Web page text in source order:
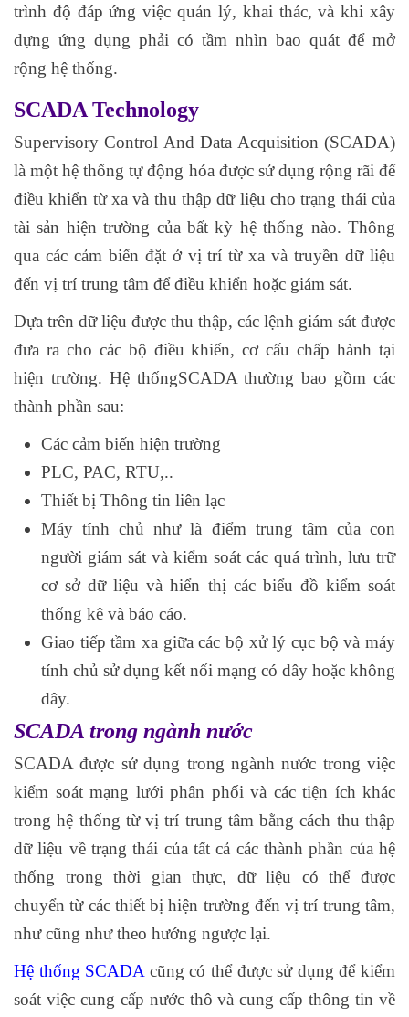
trình độ đáp ứng việc quản lý, khai thác, và khi xây
dựng ứng dụng phải có tầm nhìn bao quát để mở
rộng hệ thống.
SCADA Technology
Supervisory Control And Data Acquisition (SCADA)
là một hệ thống tự động hóa được sử dụng rộng rãi để
điều khiển từ xa và thu thập dữ liệu cho trạng thái của
tài sản hiện trường của bất kỳ hệ thống nào. Thông
qua các cảm biến đặt ở vị trí từ xa và truyền dữ liệu
đến vị trí trung tâm để điều khiển hoặc giám sát.
Dựa trên dữ liệu được thu thập, các lệnh giám sát được
đưa ra cho các bộ điều khiển, cơ cấu chấp hành tại
hiện trường. Hệ thốngSCADA thường bao gồm các
thành phần sau:
Các cảm biến hiện trường
PLC, PAC, RTU,..
Thiết bị Thông tin liên lạc
Máy tính chủ như là điểm trung tâm của con
người giám sát và kiểm soát các quá trình, lưu trữ
cơ sở dữ liệu và hiển thị các biểu đồ kiểm soát
thống kê và báo cáo.
Giao tiếp tầm xa giữa các bộ xử lý cục bộ và máy
tính chủ sử dụng kết nối mạng có dây hoặc không
dây.
SCADA trong ngành nước
SCADA được sử dụng trong ngành nước trong việc
kiểm soát mạng lưới phân phối và các tiện ích khác
trong hệ thống từ vị trí trung tâm bằng cách thu thập
dữ liệu về trạng thái của tất cả các thành phần của hệ
thống trong thời gian thực, dữ liệu có thể được
chuyển từ các thiết bị hiện trường đến vị trí trung tâm,
như cũng như theo hướng ngược lại.
Hệ thống SCADAcũng có thể được sử dụng để kiểm
soát việc cung cấp nước thô và cung cấp thông tin về